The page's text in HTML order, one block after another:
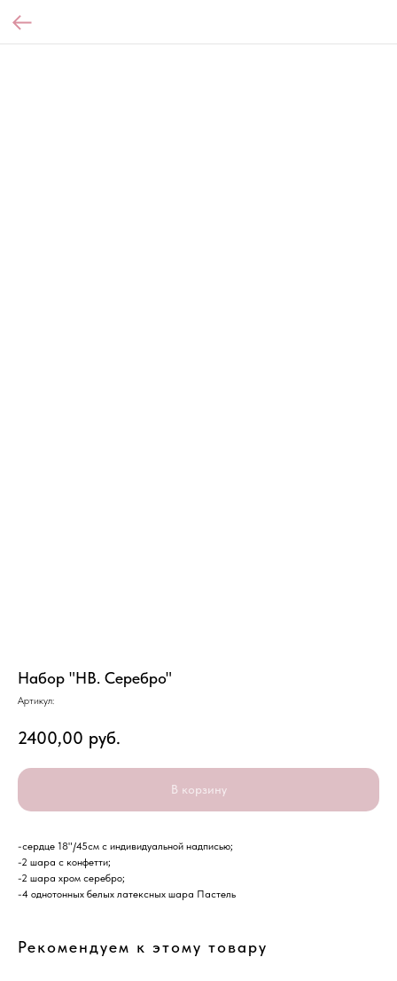
Набор "HB. Серебро"
Артикул:
2400,00 руб.
В корзину
-сердце 18"/45см с индивидуальной надписью;
-2 шара с конфетти;
-2 шара хром серебро;
-4 однотонных белых латексных шара Пастель
Рекомендуем к этому товару